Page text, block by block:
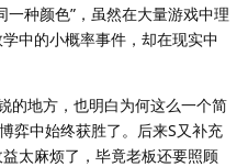
一种颜色”，虽然在大量游戏中理
中的小概率事件，却在现实中
的地方，也明白为何这么一个简
弈中始终获胜了。后来S又补充
太麻烦了，毕竟老板还要照顾